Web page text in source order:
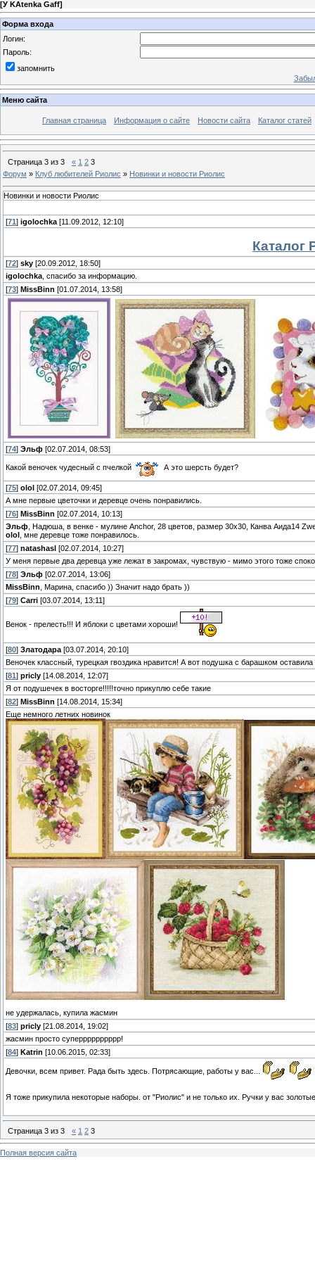
[У KAtenka Gaff]
Форма входа
Логин:
Пароль:
запомнить
Меню сайта
Главная страница Информация о сайте Новости сайта Каталог статей
Страница 3 из 3 « 1 2 3
Форум » Клуб любителей Риолис » Новинки и новости Риолис
Новинки и новости Риолис
[71 ] igolochka [11.09.2012, 12:10]
Каталог
[72] sky [20.09.2012, 18:50]
igolochka , спасибо за информацию.
[73] MissBinn [01.07.2014, 13:58]
[74] Эльф [02.07.2014, 08:53]
Какой веночек чудесный с пчелкой А это шерсть будет?
[75] olol [02.07.2014, 09:45]
А мне первые цветочки и деревце очень понравились.
[76] MissBinn [02.07.2014, 10:13]
Эльф , Надюша, в венке - мулине Anchor, 28 цветов, размер 30х30, Канва Аида14
olol
, мне деревце тоже понравилось.
[77] natashasl [02.07.2014, 10:27]
У меня первые два деревца уже лежат в закромах, чувствую - мимо этого тоже
[78] Эльф [02.07.2014, 13:06]
MissBinn , Марина, спасибо )) Значит надо брать ))
[79] Carri [03.07.2014, 13:11]
Венок - прелесть!!! И яблоки с цветами хороши!
[80] Златодара [03.07.2014, 20:10]
Веночек классный, турецкая гвоздика нравится! А вот подушка с барашком
[81 ] pricly [14.08.2014, 12:07]
Я от подушечек в восторге!!!!!точно прикуплю себе такие
[82] MissBinn [14.08.2014, 15:34]
Еще немного летних новинок
не удержалась, купила жасмин
[83] pricly [21.08.2014, 19:02]
жасмин просто суперррррррррр!
[84] Katrin [10.06.2015, 02:33]
Девочки, всем привет. Рада быть здесь. Потрясающие, работы у вас...
Я тоже прикупила некоторые наборы. от "Риолис" и не только их. Ручки у вас
Страница 3 из 3 « 1 2 3
Полная версия сайта